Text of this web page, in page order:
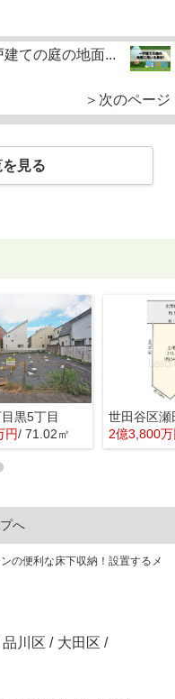
建ての庭の地面...
＞次のページ
見る
黒5丁目
円/ 71.02㎡
世田谷区瀬
2億3,800
へ
の便利な床下収納！設置するメ
品川区 / 大田区 /